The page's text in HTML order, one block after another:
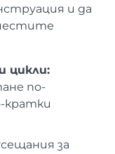
и да
цикли:
по-
кратки
за